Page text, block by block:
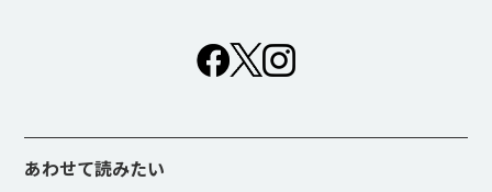
あわせて読みたい